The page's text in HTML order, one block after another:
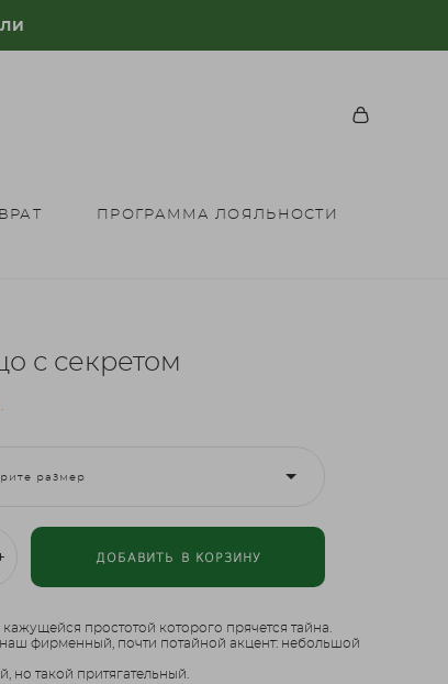
ПРОГРАММА ЛОЯЛЬНОСТИ
с секретом
размер
ДОБАВИТЬ В КОРЗИНУ
кажущейся простотой которого прячется тайна.
фирменный, почти потайной акцент: небольшой
но такой притягательный.